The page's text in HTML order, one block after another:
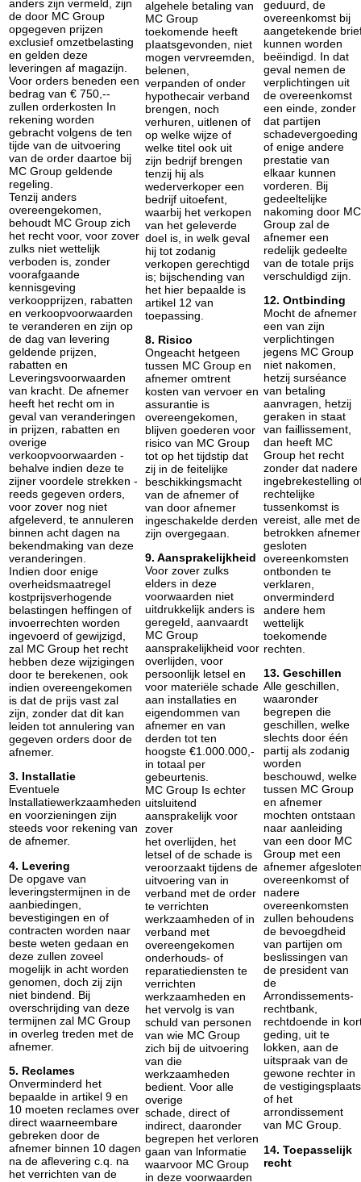
anders zijn vermeld, zijn
de door MC Group
opgegeven prijzen
exclusief omzetbelasting
en gelden deze
leveringen af magazijn.
Voor orders beneden een
bedrag van € 750,--
zullen orderkosten In
rekening worden
gebracht volgens de ten
tijde van de uitvoering
van de order daartoe bij
MC Group geldende
regeling.
Tenzij anders
overeengekomen,
behoudt MC Group zich
het recht voor, voor zover
zulks niet wettelijk
verboden is, zonder
voorafgaande
kennisgeving
verkoopprijzen, rabatten
en verkoopvoorwaarden
te veranderen en zijn op
de dag van levering
geldende prijzen,
rabatten en
Leveringsvoorwaarden
van kracht. De afnemer
heeft het recht om in
geval van veranderingen
in prijzen, rabatten en
overige
verkoopvoorwaarden -
behalve indien deze te
zijner voordele strekken -
reeds gegeven orders,
voor zover nog niet
afgeleverd, te annuleren
binnen acht dagen na
bekendmaking van deze
veranderingen.
Indien door enige
overheidsmaatregel
kostprijsverhogende
belastingen heffingen of
invoerrechten worden
ingevoerd of gewijzigd,
zal MC Group het recht
hebben deze wijzigingen
door te berekenen, ook
indien overeengekomen
is dat de prijs vast zal
zijn, zonder dat dit kan
leiden tot annulering van
gegeven orders door de
afnemer.
3. Installatie
Eventuele
lnstallatiewerkzaamheden
en voorzieningen zijn
steeds voor rekening van
de afnemer.
4. Levering
De opgave van
leveringstermijnen in de
aanbiedingen,
bevestigingen en of
contracten worden naar
beste weten gedaan en
deze zullen zoveel
mogelijk in acht worden
genomen, doch zij zijn
niet bindend. Bij
overschrijding van deze
termijnen zal MC Group
in overleg treden met de
afnemer.
5. Reclames
Onverminderd het
bepaalde in artikel 9 en
10 moeten reclames over
direct waarneembare
gebreken door de
afnemer binnen 10 dagen
na de aflevering c.q. na
het verrichten van de
algehele betaling van
MC Group
toekomende heeft
pIaatsgevonden, niet
mogen vervreemden,
belenen,
verpanden of onder
hypothecair verband
brengen, noch
verhuren, uitlenen of
op welke wijze of
welke titel ook uit
zijn bedrijf brengen
tenzij hij als
wederverkoper een
bedrijf uitoefent,
waarbij het verkopen
van het geleverde
doel is, in welk geval
hij tot zodanig
verkopen gerechtigd
is; bijschending van
het hier bepaalde is
artikel 12 van
toepassing.
8. Risico
Ongeacht hetgeen
tussen MC Group en
afnemer omtrent
kosten van vervoer en
assurantie is
overeengekomen,
blijven goederen voor
risico van MC Group
tot op het tijdstip dat
zij in de feitelijke
beschikkingsmacht
van de afnemer of
van door afnemer
ingeschakelde derden
zijn overgegaan.
9. Aansprakelijkheid
Voor zover zulks
elders in deze
voorwaarden niet
uitdrukkelijk anders is
geregeld, aanvaardt
MC Group
aansprakelijkheid voor
overlijden, voor
persoonlijk letsel en
voor materiële schade
aan installaties en
eigendommen van
afnemer en van
derden tot ten
hoogste €1.000.000,-
in totaal per
gebeurtenis.
MC Group Is echter
uitsluitend
aansprakelijk voor
zover
het overlijden, het
letsel of de schade is
veroorzaakt tijdens de
uitvoering van in
verband met de order
te verrichten
werkzaamheden of in
verband met
overeengekomen
onderhouds- of
reparatiediensten te
verrichten
werkzaamheden en
het vervolg is van
schuld van personen
van wie MC Group
zich bij de uitvoering
van die
werkzaamheden
bedient. Voor alle
overige
schade, direct of
indirect, daaronder
begrepen het verloren
gaan van lnformatie
waarvoor MC Group
in deze voorwaarden
geduurd, de
overeenkomst bij
aangetekende
kunnen worden
beëindigd. In dat
geval nemen de
verplichtingen uit
de overeenkomst
een einde, zonder
dat partijen
schadevergoeding
of enige andere
prestatie van
elkaar kunnen
vorderen. Bij
gedeeltelijke
nakoming door MC
Group zal de
afnemer een
redelijk gedeelte
van de totale prijs
verschuldigd zijn.
12. Ontbinding
Mocht de afnemer
een van zijn
verplichtingen
jegens MC Group
niet nakomen,
hetzij surséance
van betaling
aanvragen, hetzij
geraken in staat
van faillissement,
dan heeft MC
Group het recht
zonder dat nadere
ingebrekestelling
rechtelijke
tussenkomst is
vereist, alle met de
betrokken afnemer
gesloten
overeenkomsten
ontbonden te
verklaren,
onverminderd
andere hem
wettelijk
toekomende
rechten.
13. Geschillen
Alle geschillen,
waaronder
begrepen die
geschillen, welke
slechts door één
partij als zodanig
worden
beschouwd, welke
tussen MC Group
en afnemer
mochten ontstaan
naar aanleiding
van een door MC
Group met een
afnemer
overeenkomst of
nadere
overeenkomsten
zullen behoudens
de bevoegdheid
van partijen om
beslissingen van
de president van
de
Arrondissements-
rechtbank,
rechtdoende in
geding, uit te
lokken, aan de
uitspraak van de
gewone rechter in
de vestigingsplaats
of het
arrondissement
van MC Group.
14. Toepasselijk
recht